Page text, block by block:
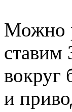
Можно
ставим
вокруг
и